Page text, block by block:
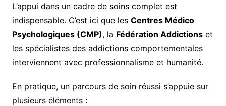
L’appui dans un cadre de soins complet est
indispensable. C’est ici que les Centres Médico
Psychologiques (CMP), la Fédération Addictionset
les spécialistes des addictions comportementales
interviennent avec professionnalisme et humanité.
En pratique, un parcours de soin réussi s’appuie sur
plusieurs éléments :